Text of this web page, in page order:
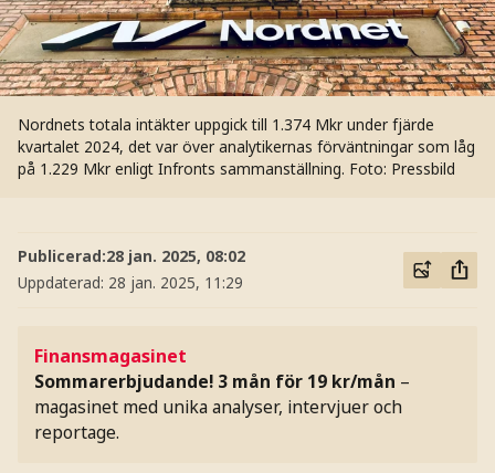
Nordnets totala intäkter uppgick till 1.374 Mkr under fjärde
kvartalet 2024, det var över analytikernas förväntningar som låg
på 1.229 Mkr enligt Infronts sammanställning. Foto: Pressbild
Publicerad:28 jan. 2025, 08:02
Uppdaterad: 28 jan. 2025, 11:29
Finansmagasinet
Sommarerbjudande! 3 mån för 19 kr/mån –
magasinet med unika analyser, intervjuer och
reportage.